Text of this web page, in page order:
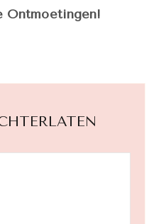
Ontmoetingen!